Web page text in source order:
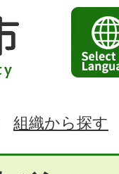
組織から探す